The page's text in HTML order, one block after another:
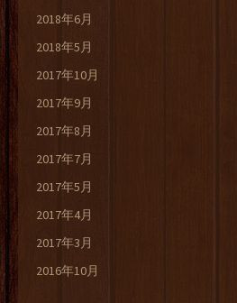
2018年6月
2018年5月
2017年10月
2017年9月
2017年8月
2017年7月
2017年5月
2017年4月
2017年3月
2016年10月